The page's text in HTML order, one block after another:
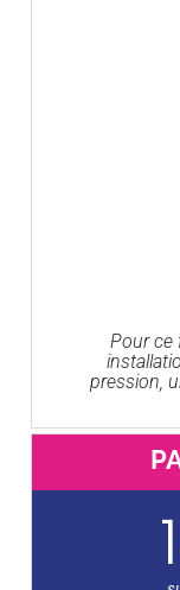
Pour ce
pression,